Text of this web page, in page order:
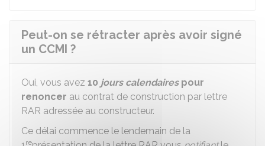
Peut-on se rétracter après avoir signé
un CCMI ?
Oui, vous avez 10 jours calendairespour
renoncer au contrat de construction par lettre
RAR adressée au constructeur.
Ce délai commence le lendemain de la
re